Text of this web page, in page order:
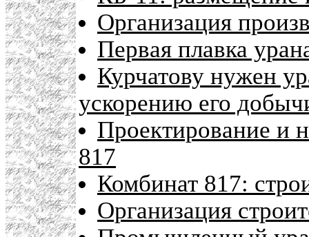
Организация
Первая плавка
Курчатову нужен
ускорению его
Проектирование и
817
Комбинат 817:
Организация